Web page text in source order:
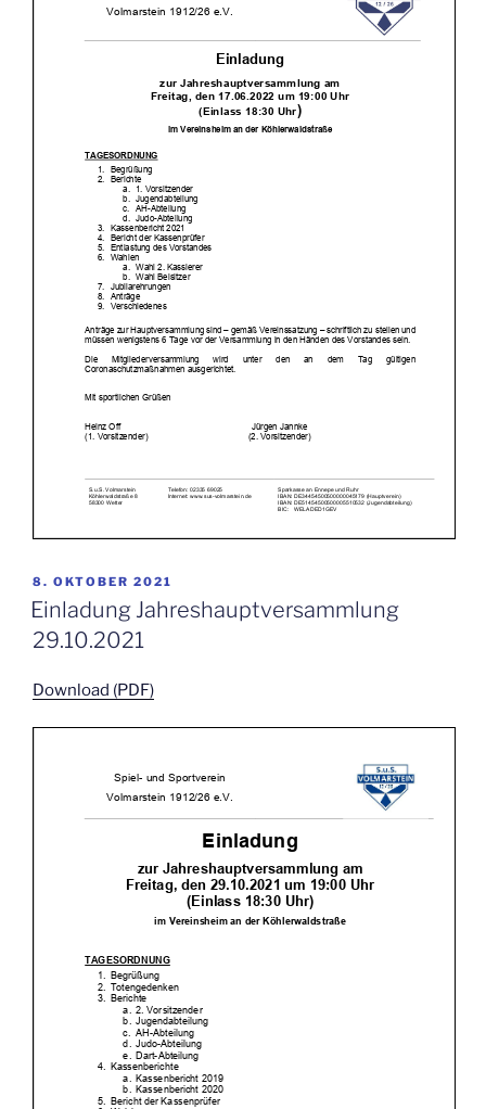
VERÖFFENTLICHT
AM
8. OKTOBER 2021
Einladung Jahreshauptversammlung
29.10.2021
Download (PDF)